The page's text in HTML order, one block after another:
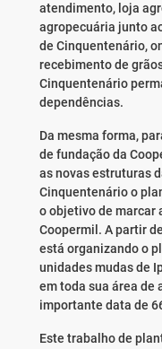
atendimento, loja
agropecuária junto
de Cinquentenário,
recebimento de
Cinquentenário
dependências.
Da mesma forma,
de fundação da
as novas estruturas
Cinquentenário o
o objetivo de marcar
Coopermil. A partir
está organizando o
unidades mudas de
em toda sua área de
importante data de
Este trabalho de